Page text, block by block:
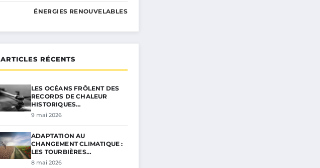
ÉNERGIES RENOUVELABLES
ARTICLES RÉCENTS
LES OCÉANS FRÔLENT DES
RECORDS DE CHALEUR
HISTORIQUES…
9 mai 2026
ADAPTATION AU
CHANGEMENT CLIMATIQUE :
LES TOURBIÈRES…
8 mai 2026